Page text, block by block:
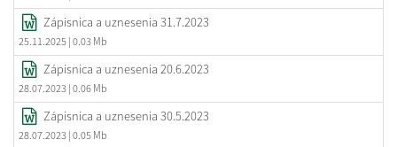
Zápisnica a uznesenia 31.7.2023
25.11.2025 | 0.03 Mb
Zápisnica a uznesenia 20.6.2023
28.07.2023 | 0.06 Mb
Zápisnica a uznesenia 30.5.2023
28.07.2023 | 0.05 Mb